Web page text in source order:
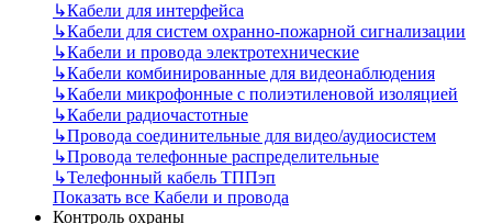
↳Кабели для интерфейса
↳Кабели для систем охранно-пожарной сигнализации
↳Кабели и провода электротехнические
↳Кабели комбинированные для видеонаблюдения
↳Кабели микрофонные с полиэтиленовой изоляцией
↳Кабели радиочастотные
↳Провода соединительные для видео/аудиосистем
↳Провода телефонные распределительные
↳Телефонный кабель ТППэп
Показать все Кабели и провода
Контроль охраны